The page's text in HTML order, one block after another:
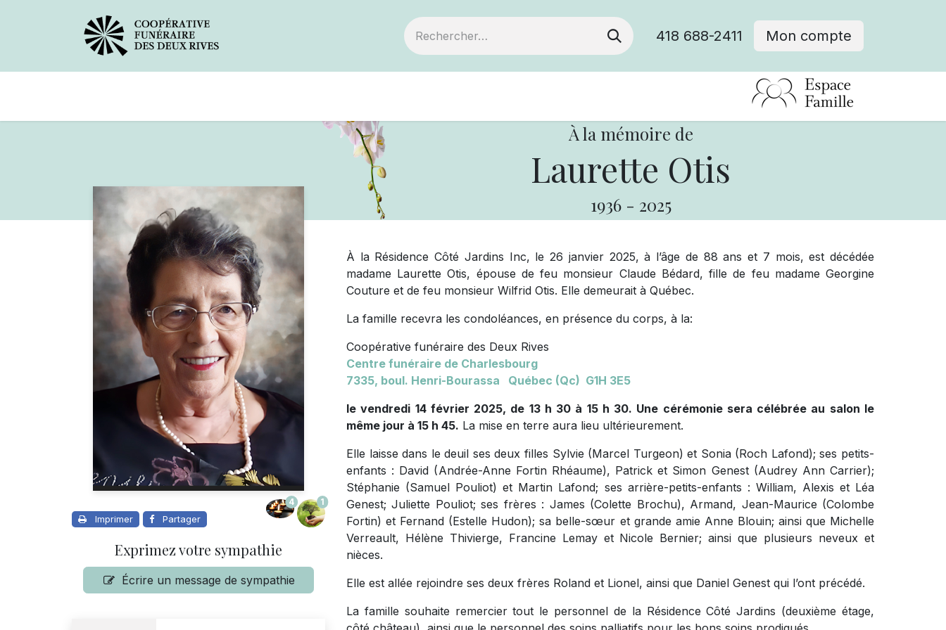
418 688-2411 Mon compte
À la mémoire de
Laurette Otis
1936 - 2025
Imprimer Partager
4 1
Exprimez votre sympathie
Écrire un message de sympathie
À la Résidence Côté Jardins Inc, le 26 janvier 2025, à l’âge de 88 ans et 7 mois, est décédée
madame Laurette Otis, épouse de feu monsieur Claude Bédard, fille de feu madame Georgine
Couture et de feu monsieur Wilfrid Otis. Elle demeurait à Québec.
La famille recevra les condoléances, en présence du corps, à la:
Coopérative funéraire des Deux Rives
Centre funéraire de Charlesbourg
7335, boul. Henri-Bourassa Québec (Qc) G1H 3E5
le vendredi 14 février 2025, de 13 h 30 à 15 h 30. Une cérémonie sera célébrée au salon le
même jour à 15 h 45. La mise en terre aura lieu ultérieurement.
Elle laisse dans le deuil ses deux filles Sylvie (Marcel Turgeon) et Sonia (Roch Lafond); ses petits-
enfants : David (Andrée-Anne Fortin Rhéaume), Patrick et Simon Genest (Audrey Ann Carrier);
Stéphanie (Samuel Pouliot) et Martin Lafond; ses arrière-petits-enfants : William, Alexis et Léa
Genest; Juliette Pouliot; ses frères : James (Colette Brochu), Armand, Jean-Maurice (Colombe
Fortin) et Fernand (Estelle Hudon); sa belle-sœur et grande amie Anne Blouin; ainsi que Michelle
Verreault, Hélène Thivierge, Francine Lemay et Nicole Bernier; ainsi que plusieurs neveux et
nièces.
Elle est allée rejoindre ses deux frères Roland et Lionel, ainsi que Daniel Genest qui l’ont précédé.
La famille souhaite remercier tout le personnel de la Résidence Côté Jardins (deuxième étage,